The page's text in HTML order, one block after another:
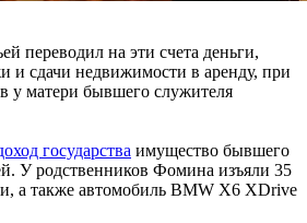
переводил на эти счета деньги,
и сдачи недвижимости в аренду, при
у матери бывшего служителя
государства имущество бывшего
У родственников Фомина изъяли 35
а также автомобиль BMW X6 XDrive